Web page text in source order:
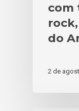
com
do
2 de